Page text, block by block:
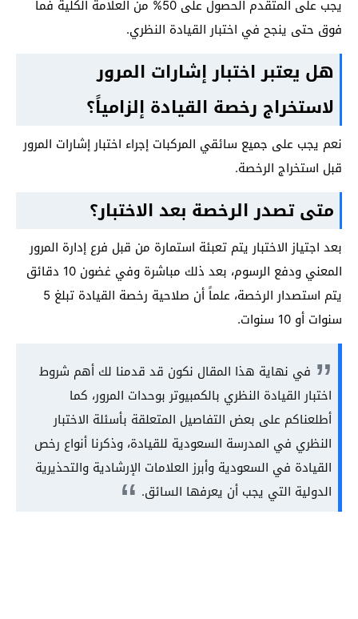
يجب على المتقدم الحصول على 50% من العلامة الكلية فما
فوق حتى ينجح في اختبار القيادة النظري.
هل يعتبر اختبار إشارات المرور
لاستخراج رخصة القيادة إلزامياً؟
نعم يجب على جميع سائقي المركبات إجراء اختبار إشارات المرور
قبل استخراج الرخصة.
متى تصدر الرخصة بعد الاختبار؟
بعد اجتياز الاختبار يتم تعبئة استمارة من قبل فرع إدارة المرور
المعني ودفع الرسوم، بعد ذلك مباشرة وفي غضون 10 دقائق
يتم استصدار الرخصة، علماً أن صلاحية رخصة القيادة تبلغ 5
سنوات أو 10 سنوات.
في نهاية هذا المقال نكون قد قدمنا لك أهم شروط
اختبار القيادة النظري بالكمبيوتر بوحدات المرور، كما
أطلعناكم على بعض التفاصيل المتعلقة بأسئلة الاختبار
النظري في المدرسة السعودية للقيادة، وذكرنا أنواع رخص
القيادة في السعودية وأبرز العلامات الإرشادية والتحذيرية
الدولية التي يجب أن يعرفها السائق.